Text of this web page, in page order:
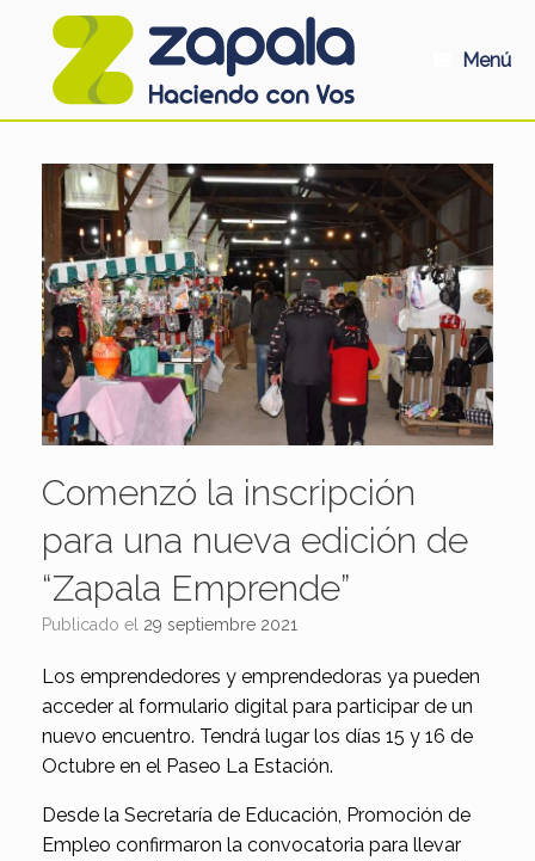
Menú
Comenzó la inscripción
para una nueva edición de
“Zapala Emprende”
Publicado el 29 septiembre 2021
Los emprendedores y emprendedoras ya pueden
acceder al formulario digital para participar de un
nuevo encuentro. Tendrá lugar los días 15 y 16 de
Octubre en el Paseo La Estación.
Desde la Secretaría de Educación, Promoción de
Empleo confirmaron la convocatoria para llevar